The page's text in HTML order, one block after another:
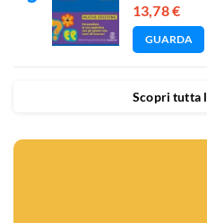
13,78 €
GUARDA
Scopri tutta